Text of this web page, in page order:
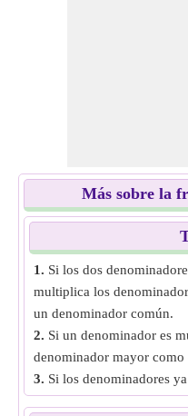
Más sobre la
1. Si los dos
multiplica los
un denominador común.
2. Si un denominador es
denominador mayor
3. Si los denominadores
los numeradores y